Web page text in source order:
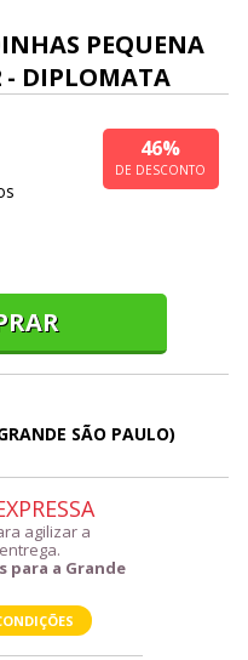
PEQUENA
- DIPLOMATA
46%
DE DESCONTO
SÃO PAULO)
agilizar a
para a Grande